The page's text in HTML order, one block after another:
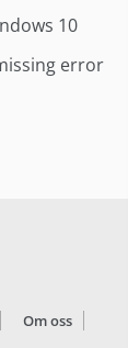
10
error
Om oss